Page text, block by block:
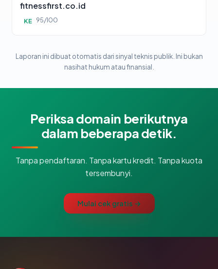
fitnessfirst.co.id
KE 95/100
Laporan ini dibuat otomatis dari sinyal teknis publik. Ini bukan
nasihat hukum atau finansial.
Periksa domain berikutnya
dalam beberapa detik.
Tanpa pendaftaran. Tanpa kartu kredit. Tanpa kuota
tersembunyi.
Mulai cek gratis →